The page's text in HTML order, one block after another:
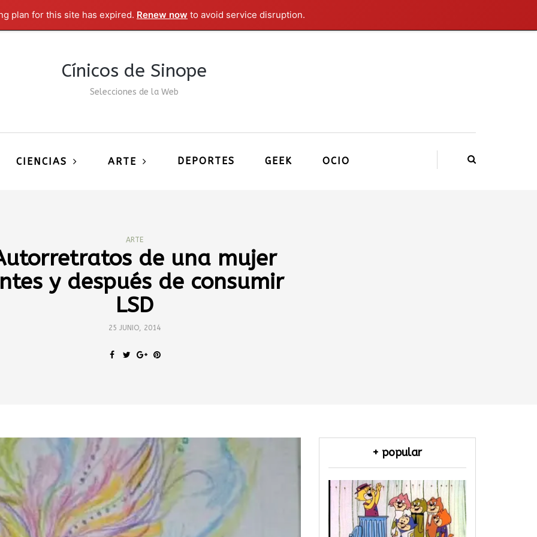
plan for this site has expired. Renew now to avoid service disruption.
Cínicos de Sinope
Selecciones de la Web
CIENCIAS ARTE DEPORTES GEEK OCIO
ARTE
de una mujer
y después de consumir
LSD
25 JUNIO, 2014
+ popular